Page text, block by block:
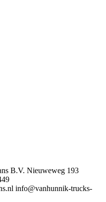
B.V. Nieuweweg 193
info@vanhunnik-trucks-